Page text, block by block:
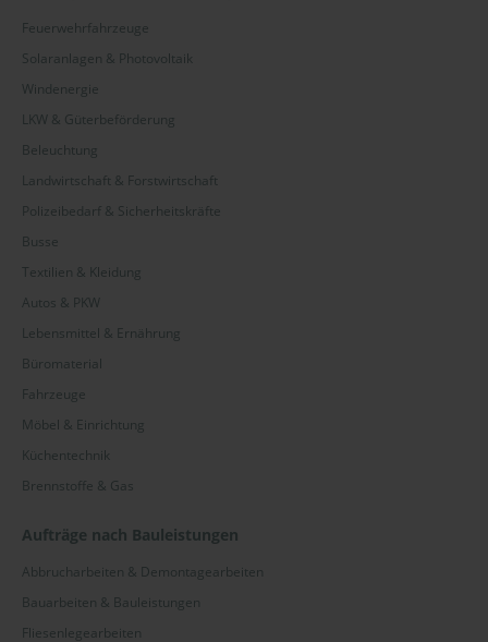
Feuerwehrfahrzeuge
Solaranlagen & Photovoltaik
Windenergie
LKW & Güterbeförderung
Beleuchtung
Landwirtschaft & Forstwirtschaft
Polizeibedarf & Sicherheitskräfte
Busse
Textilien & Kleidung
Autos & PKW
Lebensmittel & Ernährung
Büromaterial
Fahrzeuge
Möbel & Einrichtung
Küchentechnik
Brennstoffe & Gas
Aufträge nach Bauleistungen
Abbrucharbeiten & Demontagearbeiten
Bauarbeiten & Bauleistungen
Fliesenlegearbeiten